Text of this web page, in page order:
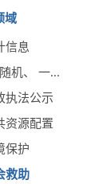
域
信息
机、 一...
执法公示
资源配置
保护
救助